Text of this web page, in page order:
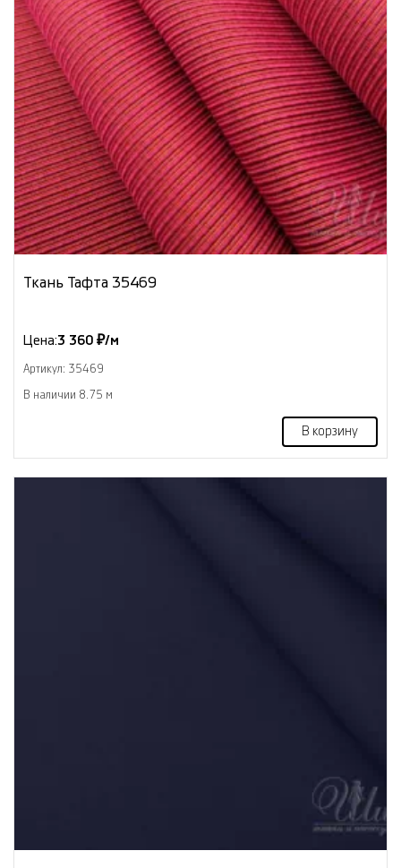
Ткань Тафта 35469
Цена:3 360 ₽/м
Артикул: 35469
В наличии 8.75 м
В корзину